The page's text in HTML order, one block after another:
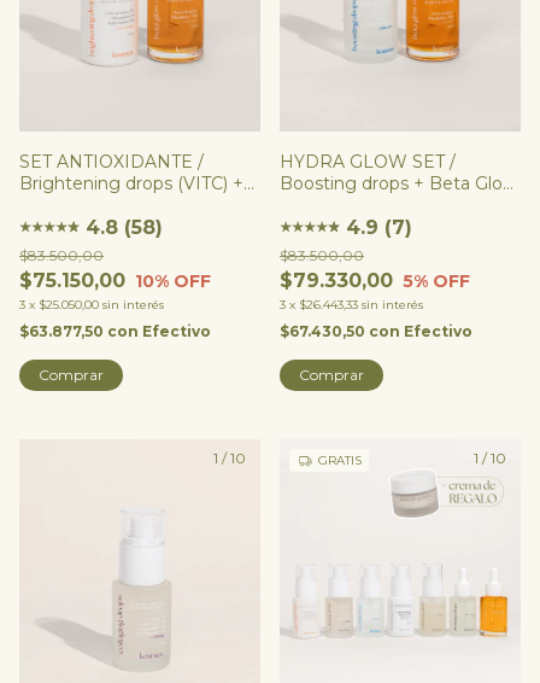
SET ANTIOXIDANTE /
Brightening drops (VITC) +
★★★★★
★ 4.8 (58)
$75.150,00
$83.500,00
10% OFF
3 x $25.050,00 sin interés
$63.877,50 con Efectivo
HYDRA GLOW SET /
Boosting drops + Beta Glow
★★★★★
★ 4.9 (7)
$79.330,00
$83.500,00
5% OFF
3 x $26.443,33 sin interés
$67.430,50 con Efectivo
1 /10 1 /10
GRATIS